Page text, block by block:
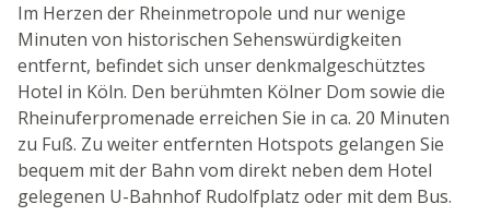
Im Herzen der Rheinmetropole und nur wenige
Minuten von historischen Sehenswürdigkeiten
entfernt, befindet sich unser denkmalgeschütztes
Hotel in Köln. Den berühmten Kölner Dom sowie die
Rheinuferpromenade erreichen Sie in ca. 20 Minuten
zu Fuß. Zu weiter entfernten Hotspots gelangen Sie
bequem mit der Bahn vom direkt neben dem Hotel
gelegenen U-Bahnhof Rudolfplatz oder mit dem Bus.